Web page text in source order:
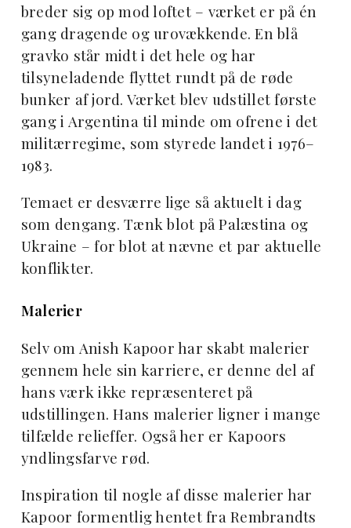
breder sig op mod loftet – værket er på én
gang dragende og urovækkende. En blå
gravko står midt i det hele og har
tilsyneladende flyttet rundt på de røde
bunker af jord. Værket blev udstillet første
gang i Argentina til minde om ofrene i det
militærregime, som styrede landet i 1976–
1983.
Temaet er desværre lige så aktuelt i dag
som dengang. Tænk blot på Palæstina og
Ukraine – for blot at nævne et par aktuelle
konflikter.
Malerier
Selv om Anish Kapoor har skabt malerier
gennem hele sin karriere, er denne del af
hans værk ikke repræsenteret på
udstillingen. Hans malerier ligner i mange
tilfælde relieffer. Også her er Kapoors
yndlingsfarve rød.
Inspiration til nogle af disse malerier har
Kapoor formentlig hentet fra Rembrandts